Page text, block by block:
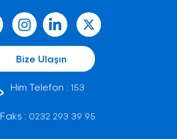
Bize Ulaşın
Him Telefon : 153
Faks : 0232 293 39 95